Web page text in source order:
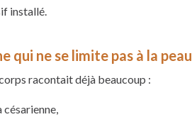
installé.
qui ne se limite pas à la peau
racontait déjà beaucoup :
césarienne,